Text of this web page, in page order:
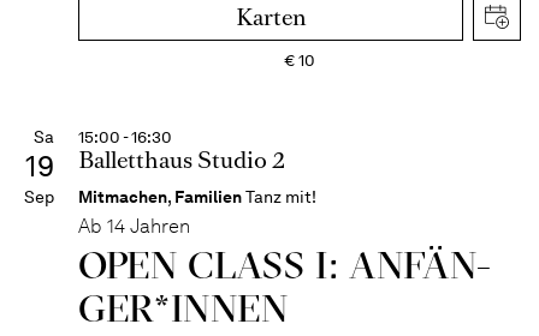
Karten
€10
Sa
19
Sep
15:00 - 16:30
Balletthaus Studio 2
Mitmachen, FamilienTanz mit!
Ab 14 Jahren
OPEN CLASS I: ANFÄN­
GER*IN­NEN